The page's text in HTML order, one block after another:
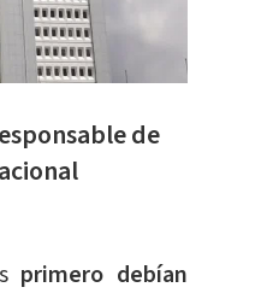
de
primero debían